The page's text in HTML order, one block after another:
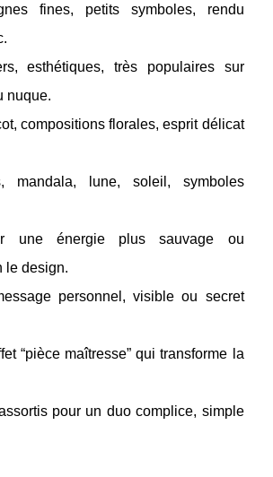
fines, petits symboles, rendu
esthétiques, très populaires sur
nuque.
compositions florales, esprit délicat
mandala, lune, soleil, symboles
une énergie plus sauvage ou
le design.
personnel, visible ou secret
“pièce maîtresse” qui transforme la
pour un duo complice, simple